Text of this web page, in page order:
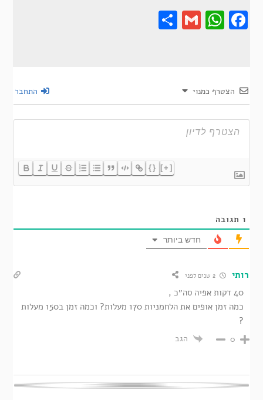
Gmail
Share
הצטרף כמנוי התחבר
{} [+]
1 תגובה
חדש ביותר
רותי 2 שנים לפני
40 דקות אפיה סה״כ ,
כמה זמן אופים את הלחמניות 170 מעלות? וכמה זמן ב150 מעלות
?
0 הגב